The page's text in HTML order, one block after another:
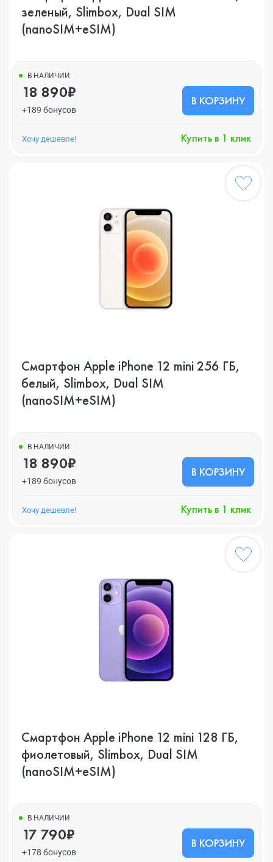
зеленый, Slimbox, Dual SIM
(nanoSIM+eSIM)
В НАЛИЧИИ
18 890₽
+189 бонусов
В КОРЗИНУ
Хочу дешевле! Купить в 1 клик
Смартфон Apple iPhone 12 mini 256 ГБ,
белый, Slimbox, Dual SIM
(nanoSIM+eSIM)
В НАЛИЧИИ
18 890₽
+189 бонусов
В КОРЗИНУ
Хочу дешевле! Купить в 1 клик
Смартфон Apple iPhone 12 mini 128 ГБ,
фиолетовый, Slimbox, Dual SIM
(nanoSIM+eSIM)
В НАЛИЧИИ
17 790₽
+178 бонусов
В КОРЗИНУ